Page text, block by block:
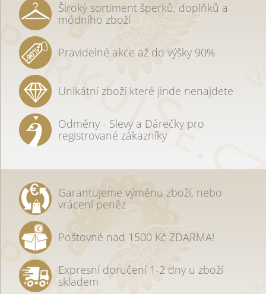
Široký sortiment šperků, doplňků a
módního zboží
Pravidelné akce až do výšky 90%
Unikátní zboží které jinde nenajdete
Odměny - Slevy a Dárečky pro
registrované zákazníky
Garantujeme výměnu zboží, nebo
vrácení peněz
Poštovné nad 1500 Kč ZDARMA!
Expresní doručení 1-2 dny u zboží
skladem